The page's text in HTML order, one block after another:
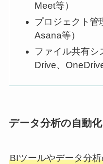
Meet等）
プロジェクト管
Asana等）
ファイル共有シ
Drive、
データ分析の自動化
BIツールやデータ分